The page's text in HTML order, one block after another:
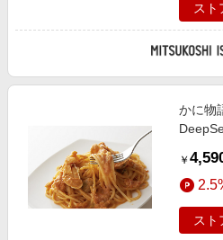
スト
かに物
伊勢丹/
￥
スト